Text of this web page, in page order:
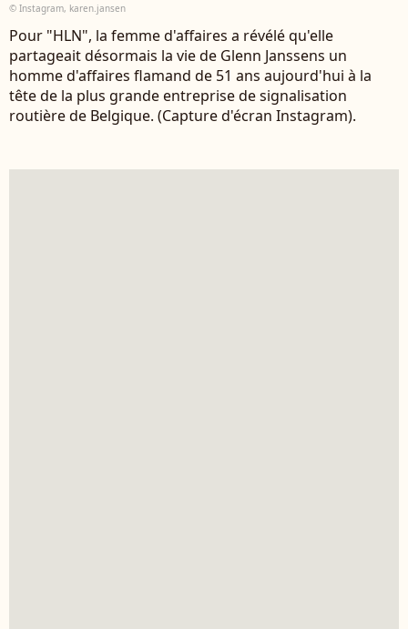
© Instagram, karen.jansen
Pour "HLN", la femme d'affaires a révélé qu'elle
partageait désormais la vie de Glenn Janssens un
homme d'affaires flamand de 51 ans aujourd'hui à la
tête de la plus grande entreprise de signalisation
routière de Belgique. (Capture d'écran Instagram).